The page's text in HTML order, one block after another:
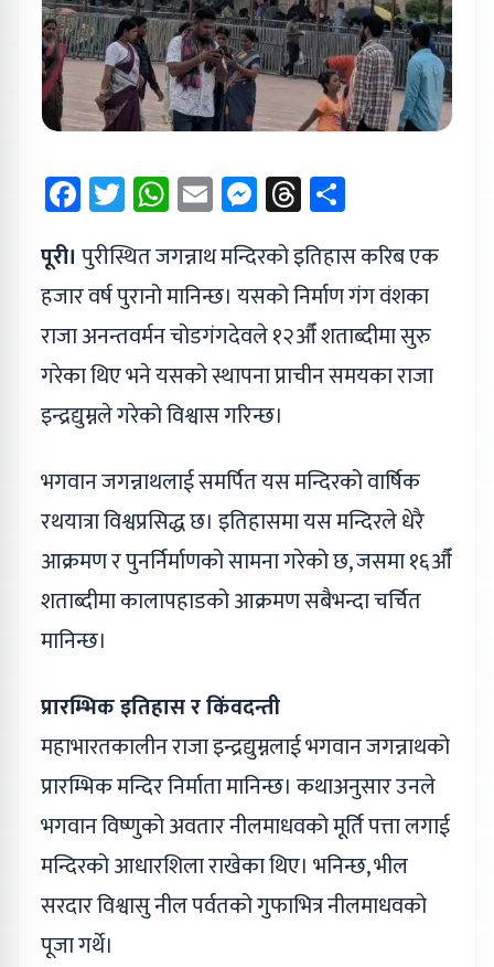
Facebook
Twitter
WhatsApp
EmailMessenger
Threads
पूरी। पुरीस्थित जगन्नाथ मन्दिरको इतिहास करिब एक
हजार वर्ष पुरानो मानिन्छ। यसको निर्माण गंग वंशका
राजा अनन्तवर्मन चोडगंगदेवले १२औँ शताब्दीमा सुरु
गरेका थिए भने यसको स्थापना प्राचीन समयका राजा
इन्द्रद्युम्नले गरेको विश्वास गरिन्छ।
भगवान जगन्नाथलाई समर्पित यस मन्दिरको वार्षिक
रथयात्रा विश्वप्रसिद्ध छ। इतिहासमा यस मन्दिरले धेरै
आक्रमण र पुनर्निर्माणको सामना गरेको छ, जसमा १६औँ
शताब्दीमा कालापहाडको आक्रमण सबैभन्दा चर्चित
मानिन्छ।
प्रारम्भिक इतिहास र किंवदन्ती
महाभारतकालीन राजा इन्द्रद्युम्नलाई भगवान जगन्नाथको
प्रारम्भिक मन्दिर निर्माता मानिन्छ। कथाअनुसार उनले
भगवान विष्णुको अवतार नीलमाधवको मूर्ति पत्ता लगाई
मन्दिरको आधारशिला राखेका थिए। भनिन्छ, भील
सरदार विश्वासु नील पर्वतको गुफाभित्र नीलमाधवको
पूजा गर्थे।